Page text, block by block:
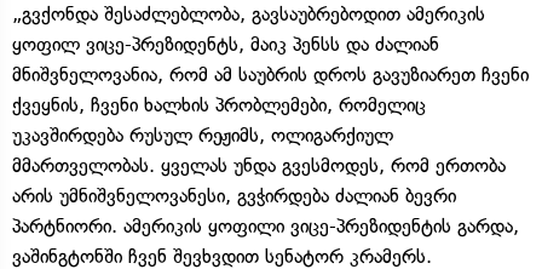
„გვქონდა შესაძლებლობა, გავსაუბრებოდით ამერიკის
ყოფილ ვიცე-პრეზიდენტს, მაიკ პენსს და ძალიან
მნიშვნელოვანია, რომ ამ საუბრის დროს გავუზიარეთ ჩვენი
ქვეყნის, ჩვენი ხალხის პრობლემები, რომელიც
უკავშირდება რუსულ რეჟიმს, ოლიგარქიულ
მმართველობას. ყველას უნდა გვესმოდეს, რომ ერთობა
არის უმნიშვნელოვანესი, გვჭირდება ძალიან ბევრი
პარტნიორი. ამერიკის ყოფილი ვიცე-პრეზიდენტის გარდა,
ვაშინგტონში ჩვენ შევხვდით სენატორ კრამერს.